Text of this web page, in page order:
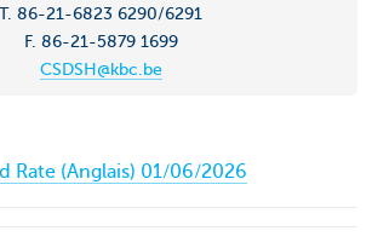
T. 86-21-6823 6290/6291
F. 86-21-5879 1699
CSDSH@kbc.be
Rate (Anglais) 01/06/2026